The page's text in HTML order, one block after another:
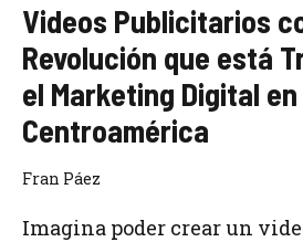
Videos Publicitarios
Revolución que está
el Marketing Digital en
Centroamérica
Fran Páez
Imagina poder crear un